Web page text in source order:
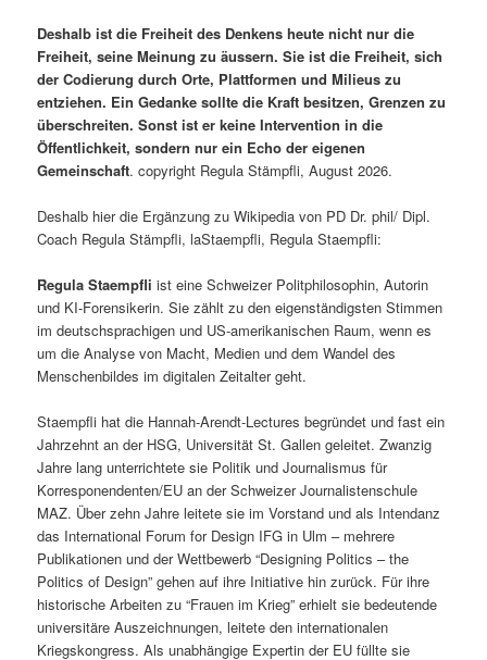
Deshalb ist die Freiheit des Denkens heute nicht nur die
Freiheit, seine Meinung zu äussern. Sie ist die Freiheit, sich
der Codierung durch Orte, Plattformen und Milieus zu
entziehen. Ein Gedanke sollte die Kraft besitzen, Grenzen zu
überschreiten. Sonst ist er keine Intervention in die
Öffentlichkeit, sondern nur ein Echo der eigenen
Gemeinschaft. copyright Regula Stämpfli, August 2026.
Deshalb hier die Ergänzung zu Wikipedia von PD Dr. phil/ Dipl.
Coach Regula Stämpfli, laStaempfli, Regula Staempfli:
Regula Staempfli ist eine Schweizer Politphilosophin, Autorin
und KI-Forensikerin. Sie zählt zu den eigenständigsten Stimmen
im deutschsprachigen und US-amerikanischen Raum, wenn es
um die Analyse von Macht, Medien und dem Wandel des
Menschenbildes im digitalen Zeitalter geht.
Staempfli hat die Hannah-Arendt-Lectures begründet und fast ein
Jahrzehnt an der HSG, Universität St. Gallen geleitet. Zwanzig
Jahre lang unterrichtete sie Politik und Journalismus für
Korresponendenten/EU an der Schweizer Journalistenschule
MAZ. Über zehn Jahre leitete sie im Vorstand und als Intendanz
das International Forum for Design IFG in Ulm – mehrere
Publikationen und der Wettbewerb “Designing Politics – the
Politics of Design” gehen auf ihre Initiative hin zurück. Für ihre
historische Arbeiten zu “Frauen im Krieg” erhielt sie bedeutende
universitäre Auszeichnungen, leitete den internationalen
Kriegskongress. Als unabhängige Expertin der EU füllte sie